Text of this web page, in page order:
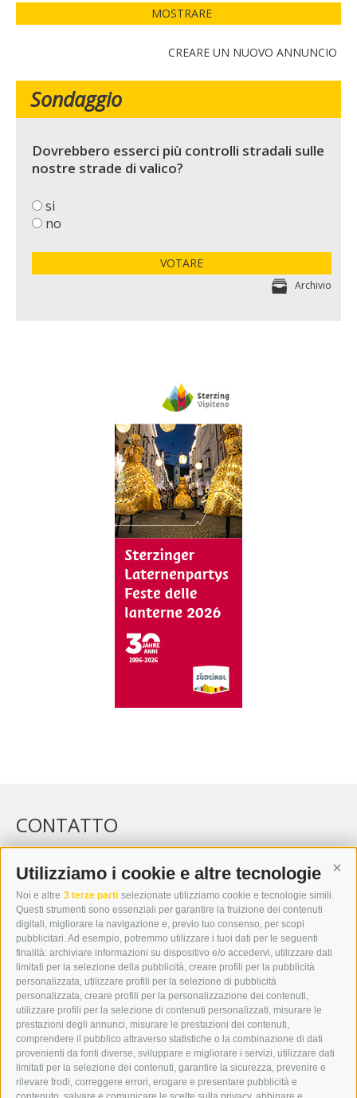
Utilizziamo i cookie e altre tecnologie
Noi e altre 3 terze parti selezionate utilizziamo cookie e tecnologie simili.
Questi strumenti sono essenziali per garantire la fruizione dei contenuti
digitali, migliorare la navigazione e, previo tuo consenso, per scopi
pubblicitari. Ad esempio, potremmo utilizzare i tuoi dati per le seguenti
finalità: archiviare informazioni su dispositivo e/o accedervi, utilizzare dati
limitati per la selezione della pubblicità, creare profili per la pubblicità
personalizzata, utilizzare profili per la selezione di pubblicità
personalizzata, creare profili per la personalizzazione dei contenuti,
utilizzare profili per la selezione di contenuti personalizzati, misurare le
prestazioni degli annunci, misurare le prestazioni dei contenuti,
comprendere il pubblico attraverso statistiche o la combinazione di dati
provenienti da fonti diverse, sviluppare e migliorare i servizi, utilizzare dati
limitati per la selezione dei contenuti, garantire la sicurezza, prevenire e
rilevare frodi, correggere errori, erogare e presentare pubblicità e
MOSTRARE
CREARE UN NUOVO ANNUNCIO
Sondaggio
Dovrebbero esserci più controlli stradali sulle
nostre strade di valico?
si
no
VOTARE
Archivio
CONTATTO
WIPP-MEDIA GMBH
DER ERKER
I-39049 VIPITENO
TEL.: +39 0472 766876
GRAFIK@DERERKER.IT
INFO@DERERKER.IT
BARBARA.FONTANA@DERERKER.IT
ERKER
PUBBLICITÀ NELL’ERKER
PUBBLICITÀ ONLINE
ADDEBITO DIRETTO SEPA